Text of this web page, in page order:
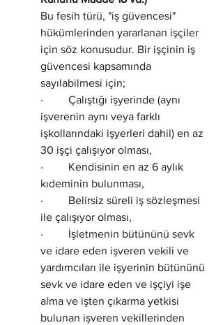
Bu fesih türü, "iş güvencesi"
hükümlerinden yararlanan işçiler
için söz konusudur. Bir işçinin iş
güvencesi kapsamında
sayılabilmesi için;
·         Çalıştığı işyerinde (aynı
işverenin aynı veya farklı
işkollarındaki işyerleri dahil) en az
30 işçi çalışıyor olması,
·         Kendisinin en az 6 aylık
kıdeminin bulunması,
·         Belirsiz süreli iş sözleşmesi
ile çalışıyor olması,
·         İşletmenin bütününü sevk
ve idare eden işveren vekili ve
yardımcıları ile işyerinin bütününü
sevk ve idare eden ve işçiyi işe
alma ve işten çıkarma yetkisi
bulunan işveren vekillerinden